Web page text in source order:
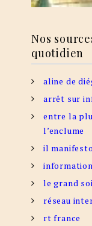
Nos
quotidien
aline de
arrêt sur
entre la
l’enclume
il manifesto
le grand
réseau
rt france